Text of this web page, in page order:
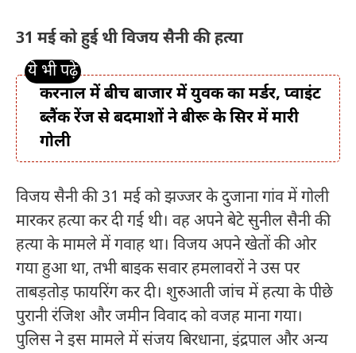
31 मई को हुई थी विजय सैनी की हत्या
करनाल में बीच बाजार में युवक का मर्डर, प्वाइंट
ब्लैंक रेंज से बदमाशों ने बीरू के सिर में मारी
गोली
विजय सैनी की 31 मई को झज्जर के दुजाना गांव में गोली
मारकर हत्या कर दी गई थी। वह अपने बेटे सुनील सैनी की
हत्या के मामले में गवाह था। विजय अपने खेतों की ओर
गया हुआ था, तभी बाइक सवार हमलावरों ने उस पर
ताबड़तोड़ फायरिंग कर दी। शुरुआती जांच में हत्या के पीछे
पुरानी रंजिश और जमीन विवाद को वजह माना गया।
पुलिस ने इस मामले में संजय बिरधाना, इंद्रपाल और अन्य